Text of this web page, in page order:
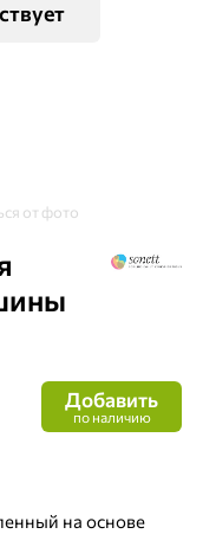
от фото
Добавить
по наличию
на основе